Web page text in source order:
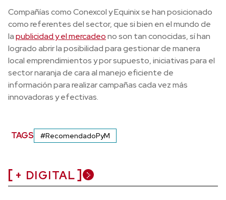
Compañías como Conexcol y Equinix se han posicionado
como referentes del sector, que si bien en el mundo de
lapublicidad y el mercadeono son tan conocidas, sí han
logrado abrir la posibilidad para gestionar de manera
local emprendimientos y por supuesto, iniciativas para el
sector naranja de cara al manejo eficiente de
información para realizar campañas cada vez más
innovadoras y efectivas.
TAGS #RecomendadoPyM
+ DIGITAL